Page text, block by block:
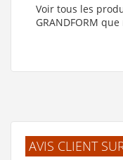
(Sens de tête : Tête à
Baignoire : 180x80 cm
Baignoire balnéo
(Sens de tête : Tête à
Baignoire : 200x95 cm
Voir tous les
GRANDFORM
AVIS CLIENT